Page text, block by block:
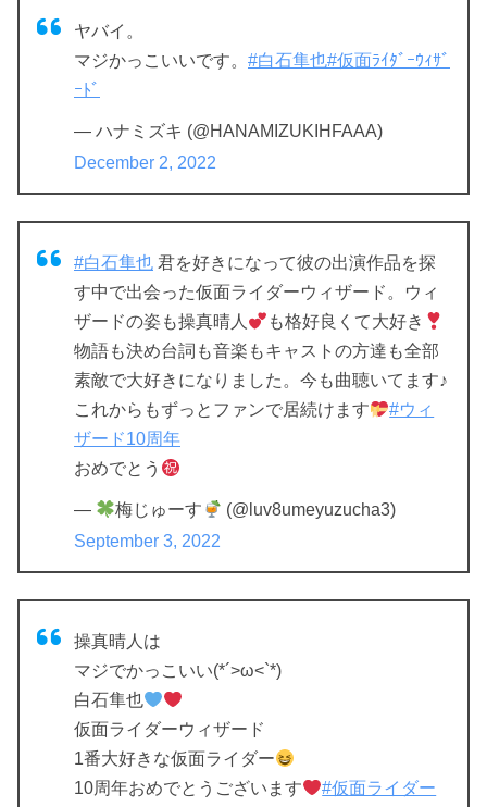
ヤバイ。
マジかっこいいです。 #白石隼也#仮面ﾗｲﾀﾞｰｳｨｻﾞ
ｰﾄﾞ
— ハナミズキ (@HANAMIZUKIHFAAA)
December 2, 2022
#白石隼也 君を好きになって彼の出演作品を探
す中で出会った仮面ライダーウィザード。ウィ
ザードの姿も操真晴人
も格好良くて大好き
物語も決め台詞も音楽もキャストの方達も全部
素敵で大好きになりました。今も曲聴いてます♪
これからもずっとファンで居続けます
#ウィ
ザード10周年
おめでとう
— 梅じゅーす
(@luv8umeyuzucha3)
September 3, 2022
操真晴人は
マジでかっこいい(*´>ω<`*)
白石隼也
仮面ライダーウィザード
1番大好きな仮面ライダー
10周年おめでとうございます
#仮面ライダー